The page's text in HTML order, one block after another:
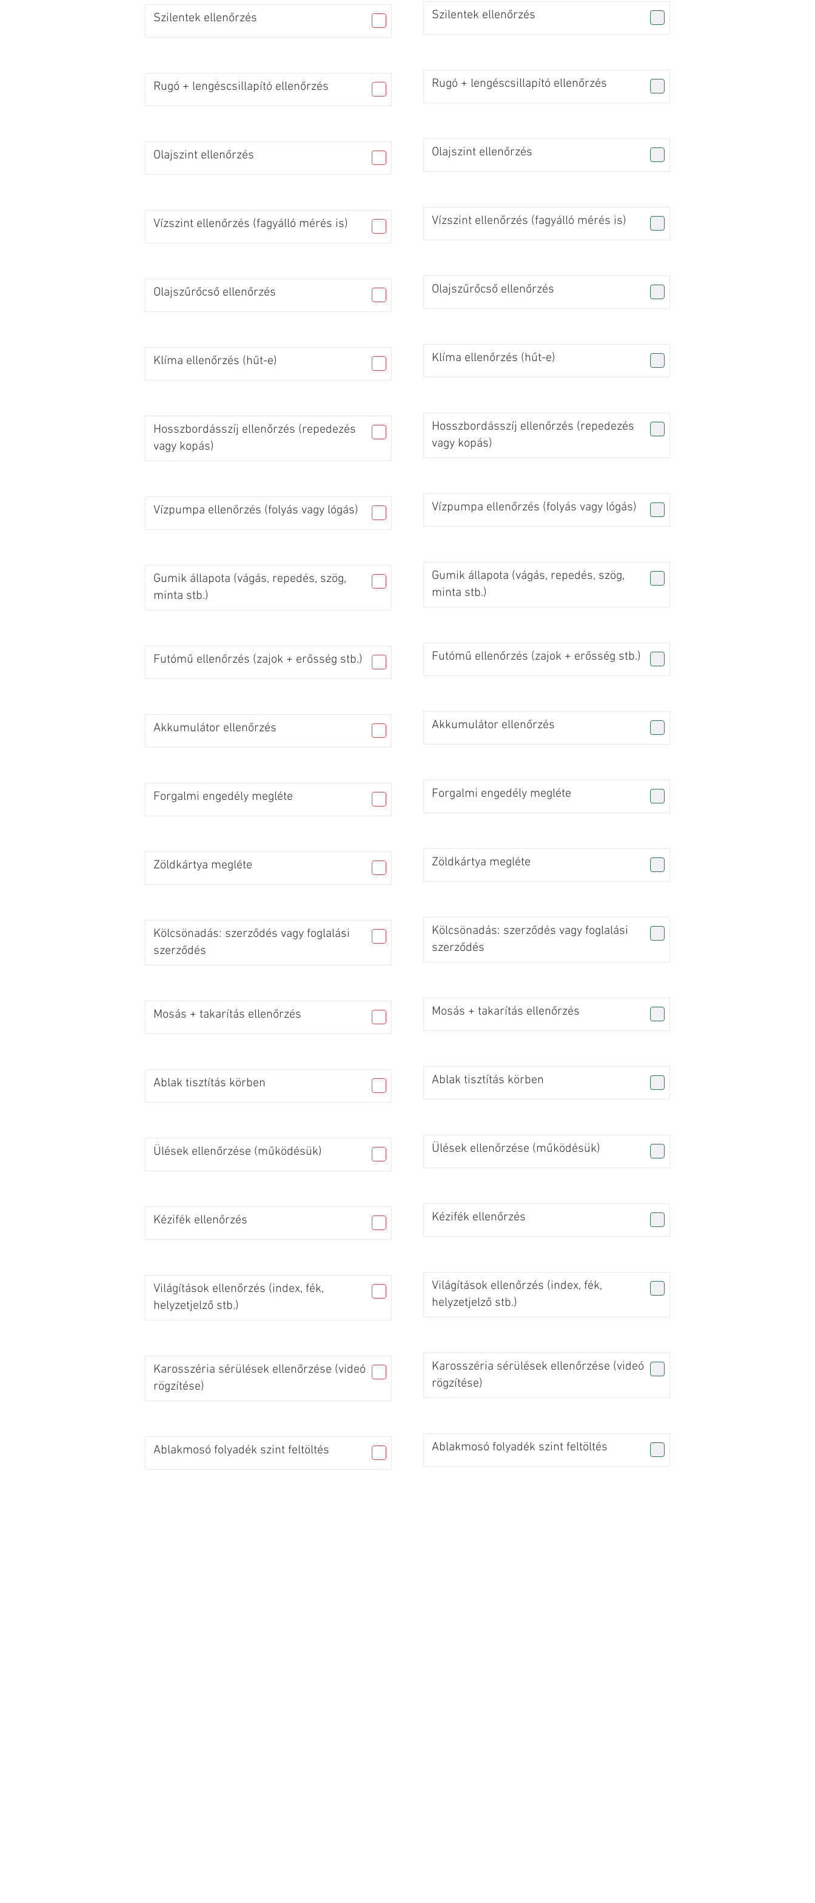
Szilentek ellenőrzés
Rugó + lengéscsillapító ellenőrzés
Olajszint ellenőrzés
Vízszint ellenőrzés (fagyálló mérés is)
Olajszűrőcső ellenőrzés
Klíma ellenőrzés (hűt-e)
Hosszbordásszíj ellenőrzés (repedezés
vagy kopás)
Vízpumpa ellenőrzés (folyás vagy lógás)
Gumik állapota (vágás, repedés, szög,
minta stb.)
Futómű ellenőrzés (zajok + erősség stb.)
Akkumulátor ellenőrzés
Forgalmi engedély megléte
Zöldkártya megléte
Kölcsönadás: szerződés vagy foglalási
szerződés
Mosás + takarítás ellenőrzés
Ablak tisztítás körben
Ülések ellenőrzése (működésük)
Kézifék ellenőrzés
Világítások ellenőrzés (index, fék,
helyzetjelző stb.)
Karosszéria sérülések ellenőrzése (videó
rögzítése)
Ablakmosó folyadék szint feltöltés
Szilentek ellenőrzés
Rugó + lengéscsillapító ellenőrzés
Olajszint ellenőrzés
Vízszint ellenőrzés (fagyálló mérés is)
Olajszűrőcső ellenőrzés
Klíma ellenőrzés (hűt-e)
Hosszbordásszíj ellenőrzés (repedezés
vagy kopás)
Vízpumpa ellenőrzés (folyás vagy lógás)
Gumik állapota (vágás, repedés, szög,
minta stb.)
Futómű ellenőrzés (zajok + erősség stb.)
Akkumulátor ellenőrzés
Forgalmi engedély megléte
Zöldkártya megléte
Kölcsönadás: szerződés vagy foglalási
szerződés
Mosás + takarítás ellenőrzés
Ablak tisztítás körben
Ülések ellenőrzése (működésük)
Kézifék ellenőrzés
Világítások ellenőrzés (index, fék,
helyzetjelző stb.)
Karosszéria sérülések ellenőrzése (videó
rögzítése)
Ablakmosó folyadék szint feltöltés